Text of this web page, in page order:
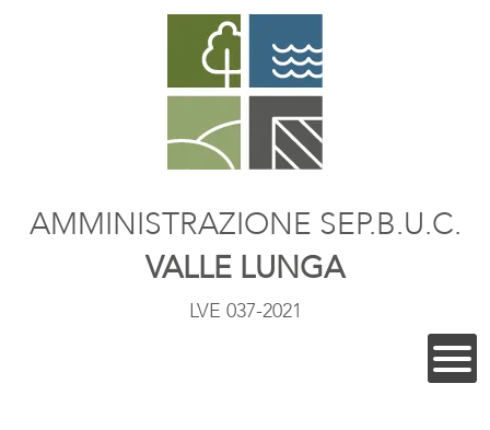
AMMINISTRAZIONE SEP.B.U.C.
VALLE LUNGA
LVE 037-2021